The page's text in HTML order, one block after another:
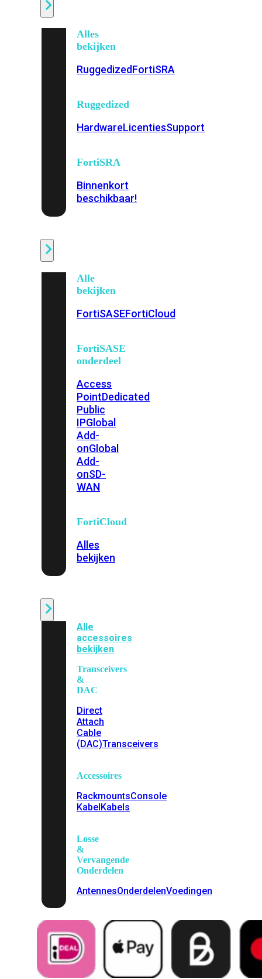
Alles
bekijken
RuggedizedFortiSRA
Ruggedized
HardwareLicentiesSupport
FortiSRA
Binnenkort
beschikbaar!
Alle
bekijken
FortiSASEFortiCloud
FortiSASE
onderdeel
Access
PointDedicated
Public
IPGlobal
Add-
onGlobal
Add-
onSD-
WAN
FortiCloud
Alles
bekijken
Alle
accessoires
bekijken
Transceivers
&
DAC
Direct
Attach
Cable
(DAC)Transceivers
Accessoires
RackmountsConsole
KabelKabels
Losse
&
Vervangende
Onderdelen
AntennesOnderdelenVoedingen